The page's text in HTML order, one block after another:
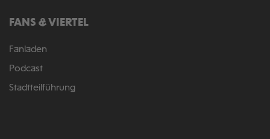
FANS & VIERTEL
Fanladen
Podcast
Stadtteilführung